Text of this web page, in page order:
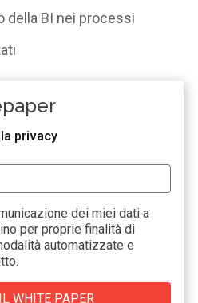
della BI nei processi
privacy
dei miei dati a
per proprie finalità di
automatizzate e